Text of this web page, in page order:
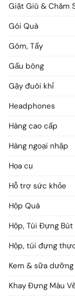
Giặt Giũ & Chăm
Gói Quà
Gôm, Tẩy
Gấu bông
Gậy đuôi khỉ
Headphones
Hàng cao cấp
Hàng ngoại nhập
Họa cụ
Hỗ trợ sức khỏe
Hộp Quà
Hộp, Túi Đựng Bút
Hộp, túi đựng
Kem & sữa
Khay Đựng Màu